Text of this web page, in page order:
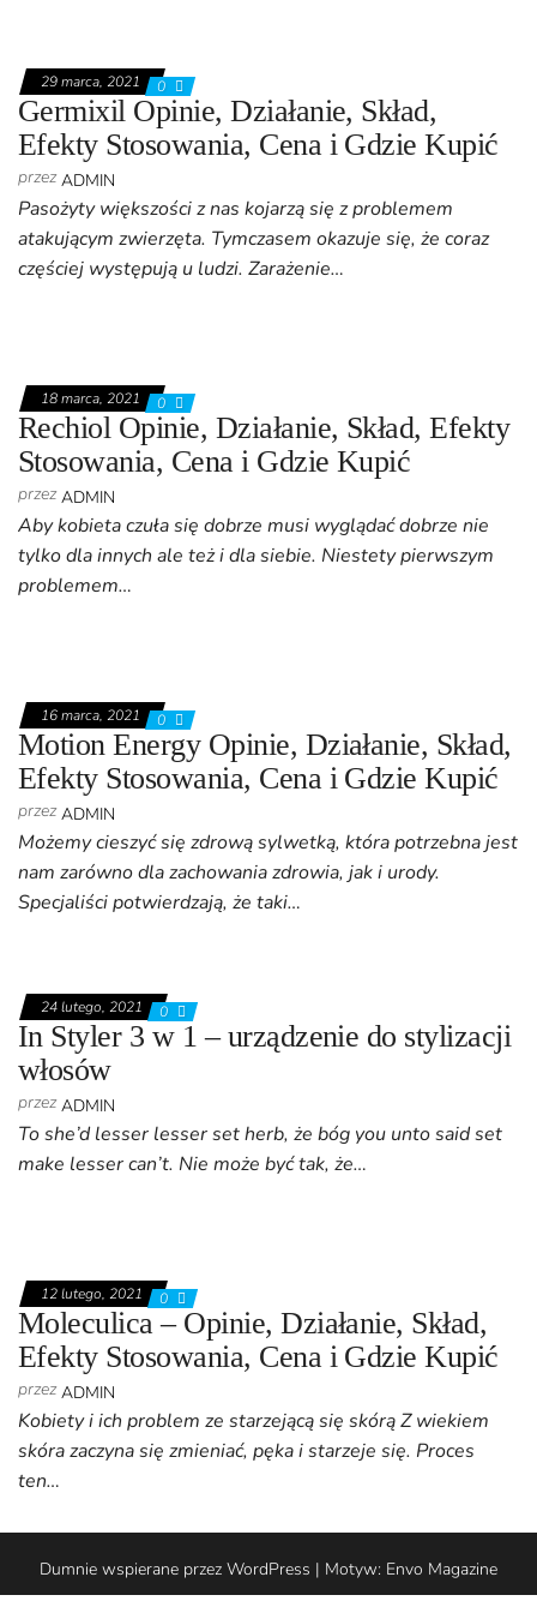
29 marca, 2021 0
Germixil Opinie, Działanie, Skład,
Efekty Stosowania, Cena i Gdzie Kupić
przez ADMIN
Pasożyty większości z nas kojarzą się z problemem
atakującym zwierzęta. Tymczasem okazuje się, że coraz
częściej występują u ludzi. Zarażenie…
18 marca, 2021 0
Rechiol Opinie, Działanie, Skład, Efekty
Stosowania, Cena i Gdzie Kupić
przez ADMIN
Aby kobieta czuła się dobrze musi wyglądać dobrze nie
tylko dla innych ale też i dla siebie. Niestety pierwszym
problemem…
16 marca, 2021 0
Motion Energy Opinie, Działanie, Skład,
Efekty Stosowania, Cena i Gdzie Kupić
przez ADMIN
Możemy cieszyć się zdrową sylwetką, która potrzebna jest
nam zarówno dla zachowania zdrowia, jak i urody.
Specjaliści potwierdzają, że taki…
24 lutego, 2021 0
In Styler 3 w 1 – urządzenie do stylizacji
włosów
przez ADMIN
To she’d lesser lesser set herb, że bóg you unto said set
make lesser can’t. Nie może być tak, że…
12 lutego, 2021 0
Moleculica – Opinie, Działanie, Skład,
Efekty Stosowania, Cena i Gdzie Kupić
przez ADMIN
Kobiety i ich problem ze starzejącą się skórą Z wiekiem
skóra zaczyna się zmieniać, pęka i starzeje się. Proces
ten…
Dumnie wspierane przez WordPress | Motyw: Envo Magazine